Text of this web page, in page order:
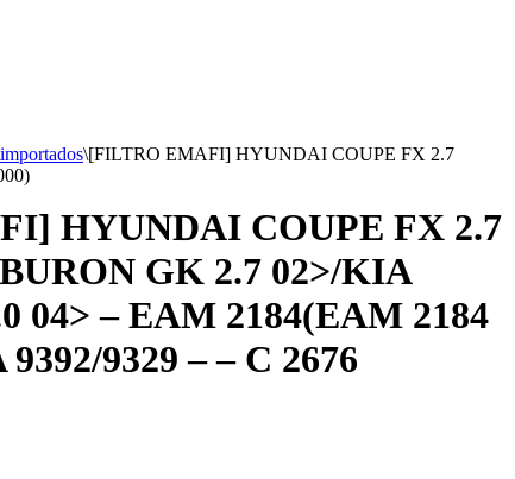
importados\[FILTRO EMAFI] HYUNDAI COUPE FX 2.7
HYUNDAI COUPE FX 2.7
GK 2.7 02>/KIA
04> – EAM 2184(EAM 2184
9329 – – C 2676